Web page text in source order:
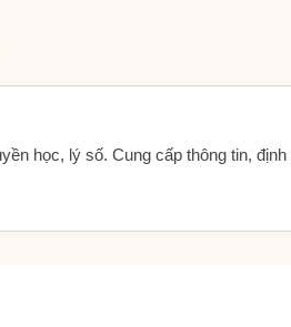
học, lý số. Cung cấp thông tin,